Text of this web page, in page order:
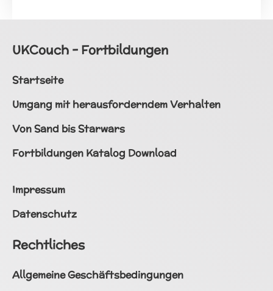
UKCouch - Fortbildungen
Startseite
Umgang mit herausforderndem Verhalten
Von Sand bis Starwars
Fortbildungen Katalog Download
Impressum
Datenschutz
Rechtliches
Allgemeine Geschäftsbedingungen